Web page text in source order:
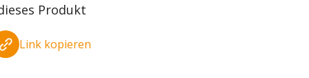
Produkt
Link kopieren